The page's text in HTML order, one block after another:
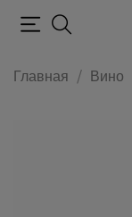
Главная Вино